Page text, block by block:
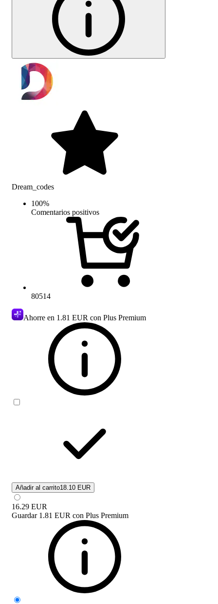
Dream_codes
100%
Comentarios positivos
80514
Ahorre en 1.81 EUR con Plus Premium
Añadir al carrito18.10 EUR
16.29 EUR
Guardar 1.81 EUR con Plus Premium